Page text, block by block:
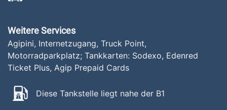
Weitere Services
Agipini, Internetzugang, Truck Point,
Motorradparkplatz; Tankkarten: Sodexo, Edenred
Ticket Plus, Agip Prepaid Cards
Diese Tankstelle liegt nahe der B1